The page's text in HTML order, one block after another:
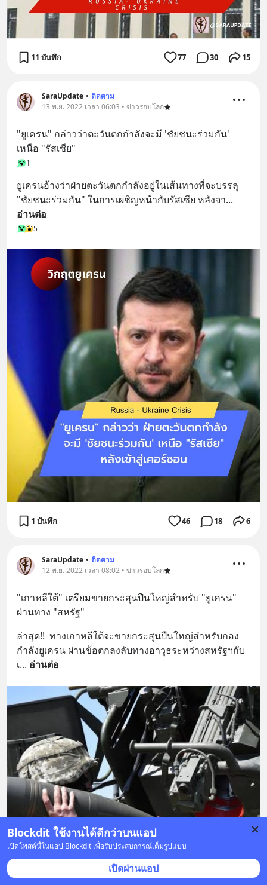
Blockdit ใช้งานได้ดีกว่าบนแอป
เปิดโพสต์นี้ในแอป Blockdit เพื่อรับประสบการณ์เต็มรูปแบบ
เปิดผ่านแอป
11 บันทึก 77 30 15
SaraUpdate • ติดตาม
13 พ.ย. 2022 เวลา 06:03 • ข่าวรอบโลก
"ยูเครน" กล่าวว่าตะวันตกกำลังจะมี 'ชัยชนะร่วมกัน'
เหนือ "รัสเซีย"
1
ยูเครนอ้างว่าฝ่ายตะวันตกกำลังอยู่ในเส้นทางที่จะบรรลุ
"ชัยชนะร่วมกัน" ในการเผชิญหน้ากับรัสเซีย หลังจา
อ่านต่อ
5
1 บันทึก 46 18 6
SaraUpdate • ติดตาม
12 พ.ย. 2022 เวลา 08:02 • ข่าวรอบโลก
"เกาหลีใต้" เตรียมขายกระสุนปืนใหญ่สำหรับ "ยูเครน"
ผ่านทาง "สหรัฐ"
ล่าสุด!!  ทางเกาหลีใต้จะขายกระสุนปืนใหญ่สำหรับกอง
กำลังยูเครน ผ่านข้อตกลงลับทางอาวุธระหว่างสหรัฐฯกับ
เ... อ่านต่อ